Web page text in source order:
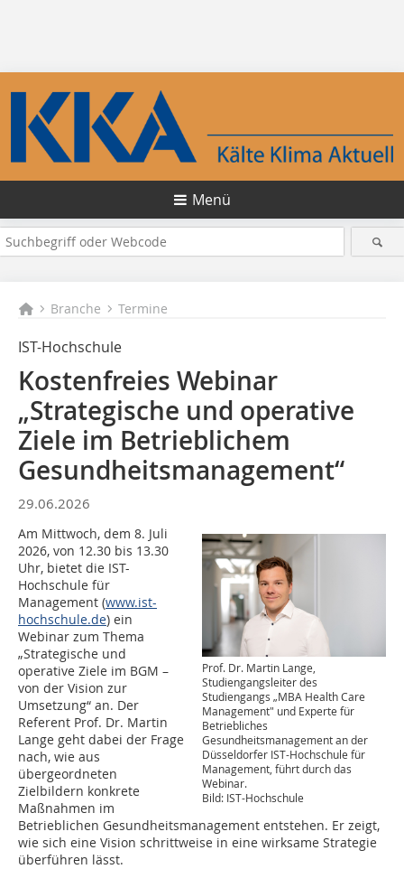
Menü
Branche Termine
IST-Hochschule
Kostenfreies Webinar
„Strategische und operative
Ziele im Betrieblichem
Gesundheitsmanagement“
29.06.2026
Prof. Dr. Martin Lange,
Studiengangsleiter des
Studiengangs „MBA Health Care
Management" und Experte für
Betriebliches
Gesundheitsmanagement an der
Düsseldorfer IST-Hochschule für
Management, führt durch das
Webinar.
Bild: IST-Hochschule
Am Mittwoch, dem 8. Juli
2026, von 12.30 bis 13.30
Uhr, bietet die IST-
Hochschule für
Management (www.ist-
hochschule.de) ein
Webinar zum Thema
„Strategische und
operative Ziele im BGM –
von der Vision zur
Umsetzung“ an. Der
Referent Prof. Dr. Martin
Lange geht dabei der Frage
nach, wie aus
übergeordneten
Zielbildern konkrete
Maßnahmen im
Betrieblichen Gesundheitsmanagement entstehen. Er zeigt,
wie sich eine Vision schrittweise in eine wirksame Strategie
überführen lässt.